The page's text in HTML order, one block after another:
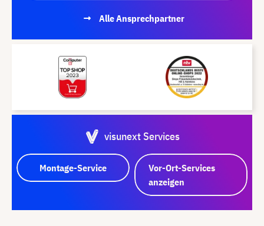
Alle Ansprechpartner
visunext Services
Montage-Service
Vor-Ort-Services
anzeigen